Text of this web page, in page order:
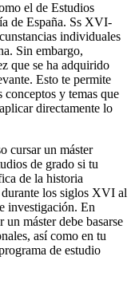
el de Estudios
de España. Ss XVI-
individuales
Sin embargo,
que se ha adquirido
Esto te permite
y temas que
directamente lo
cursar un máster
de grado si tu
de la historia
durante los siglos XVI al
investigación. En
máster debe basarse
así como en tu
de estudio